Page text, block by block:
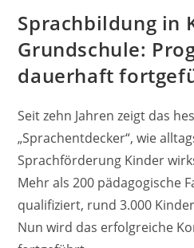
Sprachbildung in
Grundschule:
dauerhaft
Seit zehn Jahren zeigt das
„Sprachentdecker“, wie
Sprachförderung Kinder
Mehr als 200 pädagogische
qualifiziert, rund 3.000
Nun wird das erfolgreiche